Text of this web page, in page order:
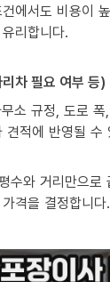
에서도 비용이
리합니다.
차 필요 여부 등)
소 규정, 도로
적에 반영될 수
수와 거리만으로
격을 결정합니다.